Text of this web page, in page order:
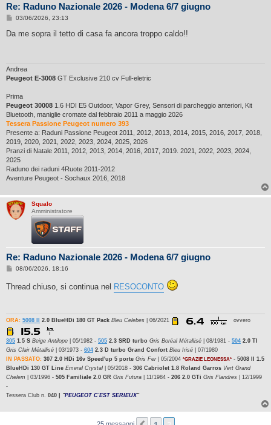
Re: Raduno Nazionale 2026 - Modena 6/7 giugno
M
s
i
03/06/2026, 23:13
Da me sopra il tetto di casa fa ancora troppo caldo!!
Andrea
Peugeot E-3008 GT Exclusive 210 cv Full-eletric
Prima
Peugeot 30008 1.6 HDI E5 Outdoor, Vapor Grey, Sensori di parcheggio anteriori, Kit
Bluetooth, maniglie cromate dal febbraio 2011 a maggio 2026
Tessera Passione Peugeot numero 393
Presente a: Raduni Passione Peugeot 2011, 2012, 2013, 2014, 2015, 2016, 2017, 2018,
2019, 2020, 2021, 2022, 2023, 2024, 2025, 2026
Pranzi di Natale 2011, 2012, 2013, 2014, 2016, 2017, 2019. 2021, 2022, 2023, 2024,
2025
Raduno dei raduni 4Ruote 2011-2012
Aventure Peugeot - Sochaux 2016, 2018
Squalo
Amministratore
Re: Raduno Nazionale 2026 - Modena 6/7 giugno
M
s
i
08/06/2026, 18:16
Thread chiuso, si continua nel RESOCONTO
ORA: 5008 II 2.0 BlueHDi 180 GT Pack Bleu Celebes | 06/2021 ovvero
305 1.5 S Beige Antilope | 05/1982 - 505 2.3 SRD turbo Gris Boréal Métallisé | 08/1981 - 504 2.0 TI
Gris Clair Métallisé | 03/1973 - 604 2.3 D turbo Grand Confort Bleu Irisé | 07/1980
IN PASSATO: 307 2.0 HDi 16v Speed'up 5 porte Gris Fer| 05/2004 *GRAZIE LEONESSA* - 5008 II 1.5
BlueHDi 130 GT Line Emeral Crystal | 05/2018 - 306 Cabriolet 1.8 Roland Garros Vert Grand
Chelem | 03/1996 - 505 Familiale 2.0 GR Gris Futura | 11/1984 - 206 2.0 GTi Gris Flandres | 12/1999
-
Tessera Club n. 040 | "PEUGEOT C'EST SERIEUX"